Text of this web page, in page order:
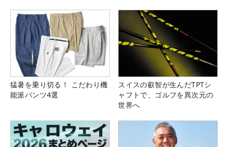
猛暑を乗り切る！ こだわり機
能派パンツ4選
スイスの叡智が生んだTPTシ
ャフトで、ゴルフを異次元の
世界へ